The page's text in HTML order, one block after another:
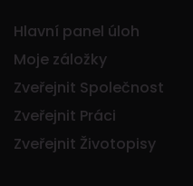
Hlavní panel úloh
Moje záložky
Zveřejnit Společnost
Zveřejnit Práci
Zveřejnit Životopisy